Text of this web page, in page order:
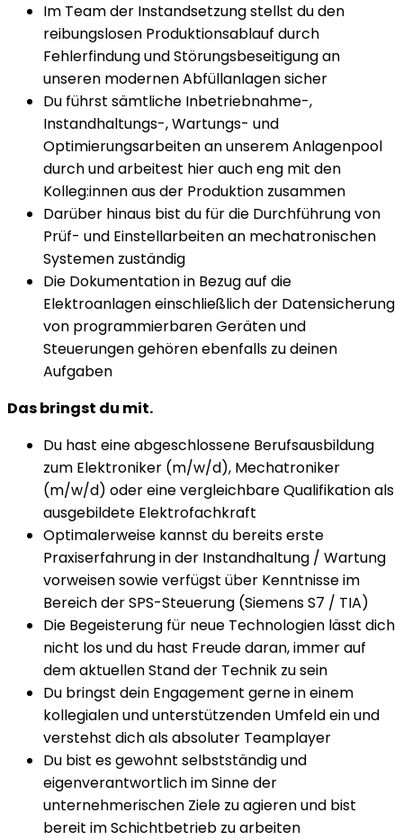
Im Team der Instandsetzung stellst du den
reibungslosen Produktionsablauf durch
Fehlerfindung und Störungsbeseitigung an
unseren modernen Abfüllanlagen sicher
Du führst sämtliche Inbetriebnahme-,
Instandhaltungs-, Wartungs- und
Optimierungsarbeiten an unserem Anlagenpool
durch und arbeitest hier auch eng mit den
Kolleg:innen aus der Produktion zusammen
Darüber hinaus bist du für die Durchführung von
Prüf- und Einstellarbeiten an mechatronischen
Systemen zuständig
Die Dokumentation in Bezug auf die
Elektroanlagen einschließlich der Datensicherung
von programmierbaren Geräten und
Steuerungen gehören ebenfalls zu deinen
Aufgaben
Das bringst du mit.
Du hast eine abgeschlossene Berufsausbildung
zum Elektroniker (m/w/d), Mechatroniker
(m/w/d) oder eine vergleichbare Qualifikation als
ausgebildete Elektrofachkraft
Optimalerweise kannst du bereits erste
Praxiserfahrung in der Instandhaltung / Wartung
vorweisen sowie verfügst über Kenntnisse im
Bereich der SPS-Steuerung (Siemens S7 / TIA)
Die Begeisterung für neue Technologien lässt dich
nicht los und du hast Freude daran, immer auf
dem aktuellen Stand der Technik zu sein
Du bringst dein Engagement gerne in einem
kollegialen und unterstützenden Umfeld ein und
verstehst dich als absoluter Teamplayer
Du bist es gewohnt selbstständig und
eigenverantwortlich im Sinne der
unternehmerischen Ziele zu agieren und bist
bereit im Schichtbetrieb zu arbeiten